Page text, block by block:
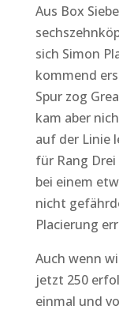
Aus Box
sich Simon
kommend
Spur zog
kam aber
auf der Linie
für Rang
bei einem
nicht
Placierung
Auch wenn
jetzt 250
einmal und